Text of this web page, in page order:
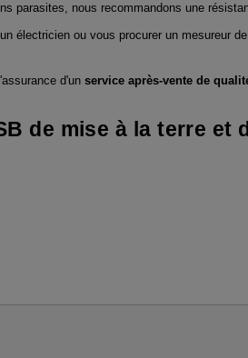
parasites, nous recommandons une
électricien ou vous procurer un mesureur
d'un service après-vente de
de mise à la terre et